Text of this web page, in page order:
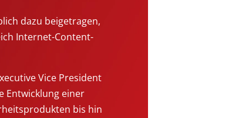
dazu beigetragen,
Internet-Content-
Vice President
Entwicklung einer
bis hin